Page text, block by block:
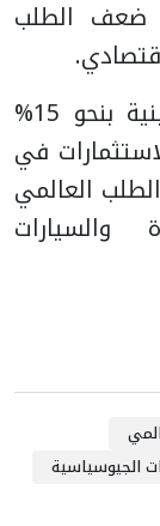
ضعف الطلب
كما توقع البنك نمو الصادرات الصينية بنحو 15%
في
العالمي
الجيوسياسية